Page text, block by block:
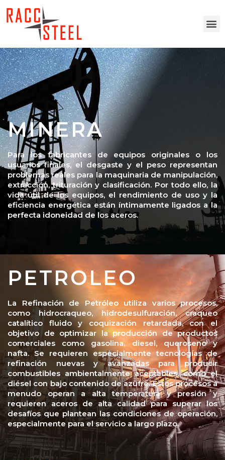
MINERA
Para los fabricantes de equipos originales o los
usuarios finales, el desgaste y el peso representan
problemas reales para la maquinaria de manipulación,
extracción, trituración y clasificación. Por todo ello, la
vida útil de los equipos, el rendimiento de uso y la
eficiencia energética están íntimamente ligados a la
perfecta idoneidad de los aceros.
PETROLEO
La Refinación de Petróleo utiliza varios procesos,
como hidrocraqueo, hidrodesulfuración, craqueo
catalítico fluido y coquización retardada, con el
objetivo de optimizar la producción de productos
comerciales como gasolina, diesel, queroseno y
nafta. Se requieren especialmente tecnologías de
refinación nuevas y avanzadas para producir
combustibles ambientalmente aceptables, como el
diésel con bajo contenido de azufre. Estos procesos a
menudo operan a alta temperatura y presión y
requieren aceros de alta calidad para superar los
desafíos que plantean las condiciones de operación,
especialmente para el servicio a largo plazo.